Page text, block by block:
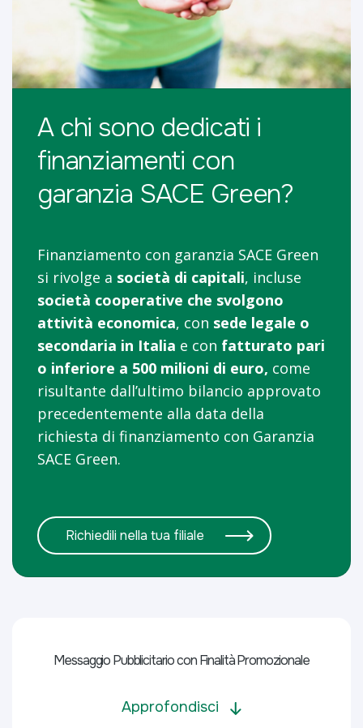
A chi sono dedicati i
finanziamenti con
garanzia SACE Green?
Finanziamento con garanzia SACE Green
si rivolge a società di capitali, incluse
società cooperative che svolgono
attività economica, con sede legale o
secondaria in Italia e con fatturato pari
o inferiore a 500 milioni di euro, come
risultante dall’ultimo bilancio approvato
precedentemente alla data della
richiesta di finanziamento con Garanzia
SACE Green.
Richiedili nella tua filiale
Messaggio Pubblicitario con Finalità Promozionale
Approfondisci